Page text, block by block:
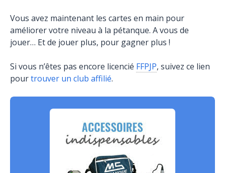
Vous avez maintenant les cartes en main pour
améliorer votre niveau à la pétanque. A vous de
jouer… Et de jouer plus, pour gagner plus !
Si vous n’êtes pas encore licencié FFPJP, suivez ce lien
pourtrouver un club affilié.